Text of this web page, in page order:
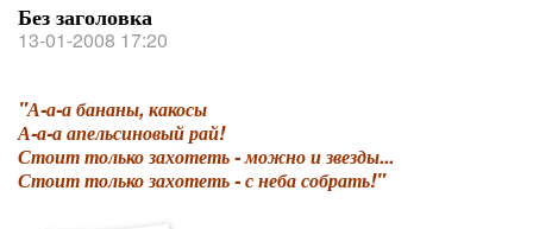
Без заголовка
13-01-2008 17:20
"А-а-а бананы, какосы
А-а-а апельсиновый рай!
Стоит только захотеть - можно и звезды...
Стоит только захотеть - с неба собрать!"